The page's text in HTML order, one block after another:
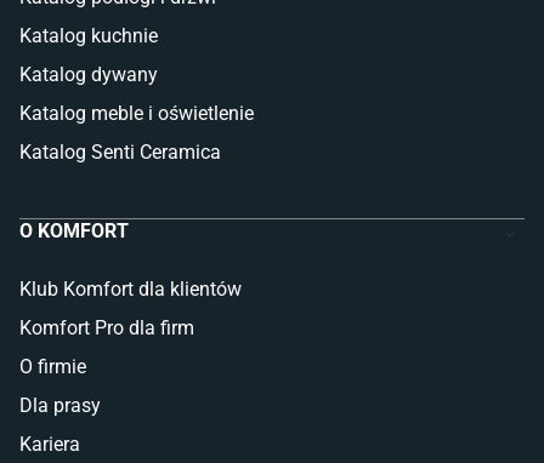
Katalog kuchnie
Katalog dywany
Katalog meble i oświetlenie
Katalog Senti Ceramica
O KOMFORT
Klub Komfort dla klientów
Komfort Pro dla firm
O firmie
Dla prasy
Kariera